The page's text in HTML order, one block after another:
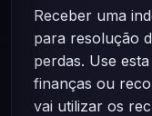
Receber uma
para resolução
perdas. Use
finanças ou
vai utilizar os